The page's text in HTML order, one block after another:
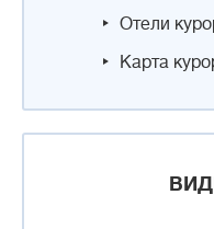
Отели
Карта